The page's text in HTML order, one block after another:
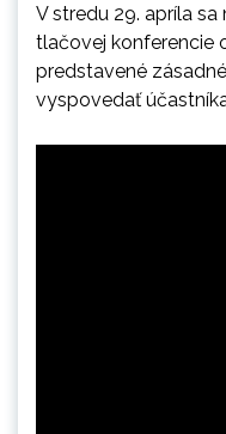
V stredu 29. apríla
tlačovej konferencie
predstavené
vyspovedať